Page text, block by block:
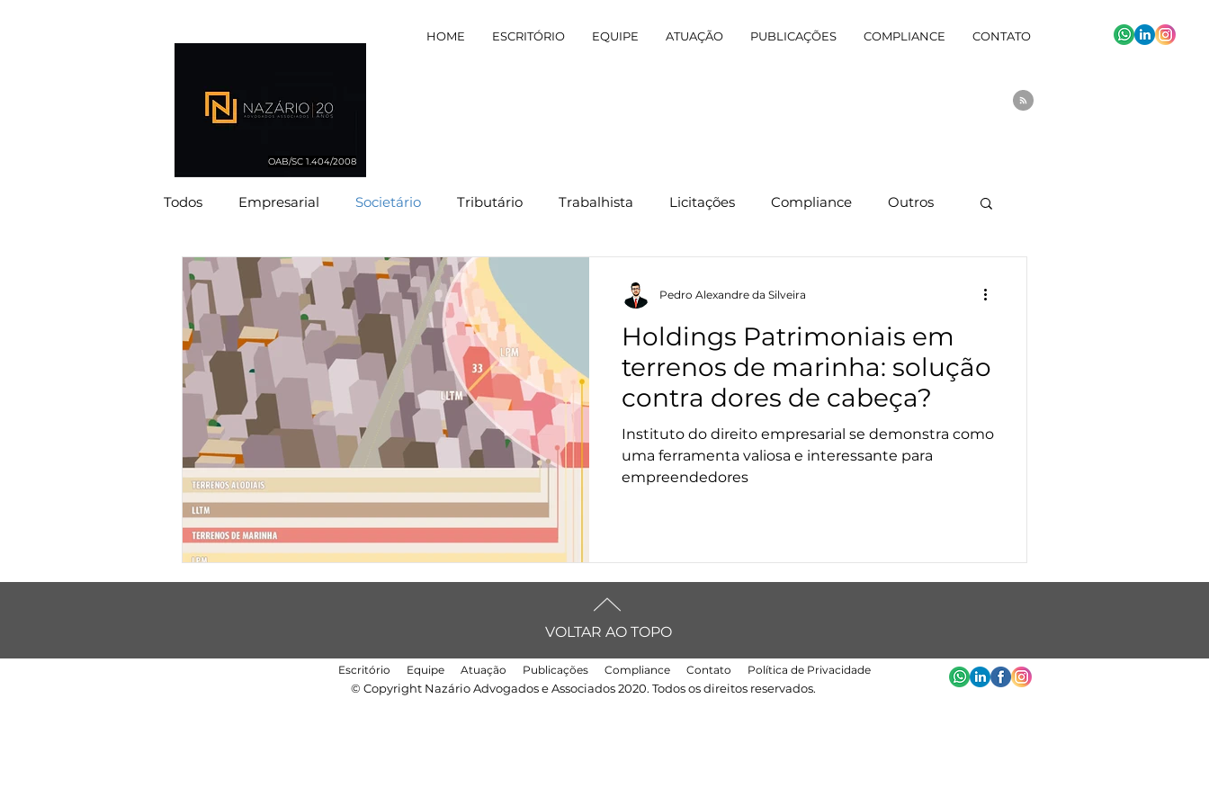
OAB/SC 1.404/2008
HOME ESCRITÓRIO EQUIPE ATUAÇÃO PUBLICAÇÕES COMPLIANCE CONTATO
Todos Empresarial Societário Tributário Trabalhista Licitações Compliance Outros
Imobiliário Ambiental
Holdings Patrimoniais em
terrenos de marinha: solução
contra dores de cabeça?
Instituto do direito empresarial se demonstra como
uma ferramenta valiosa e interessante para
empreendedores
Pedro Alexandre da Silveira
VOLTAR AO TOPO
Escritório Equipe Atuação Publicações Compliance Contato Política de Privacidade
© Copyright Nazário Advogados e Associados 2020. Todos os direitos reservados.